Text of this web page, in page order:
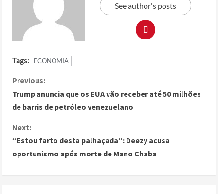
See author's posts
Tags: ECONOMIA
Previous:
Trump anuncia que os EUA vão receber até 50 milhões
de barris de petróleo venezuelano
Next:
“Estou farto desta palhaçada”: Deezy acusa
oportunismo após morte de Mano Chaba